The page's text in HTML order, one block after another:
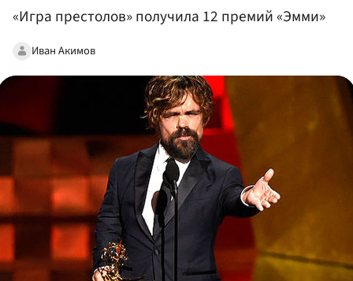
«Игра престолов» получила 12 премий «Эмми»
Иван Акимов